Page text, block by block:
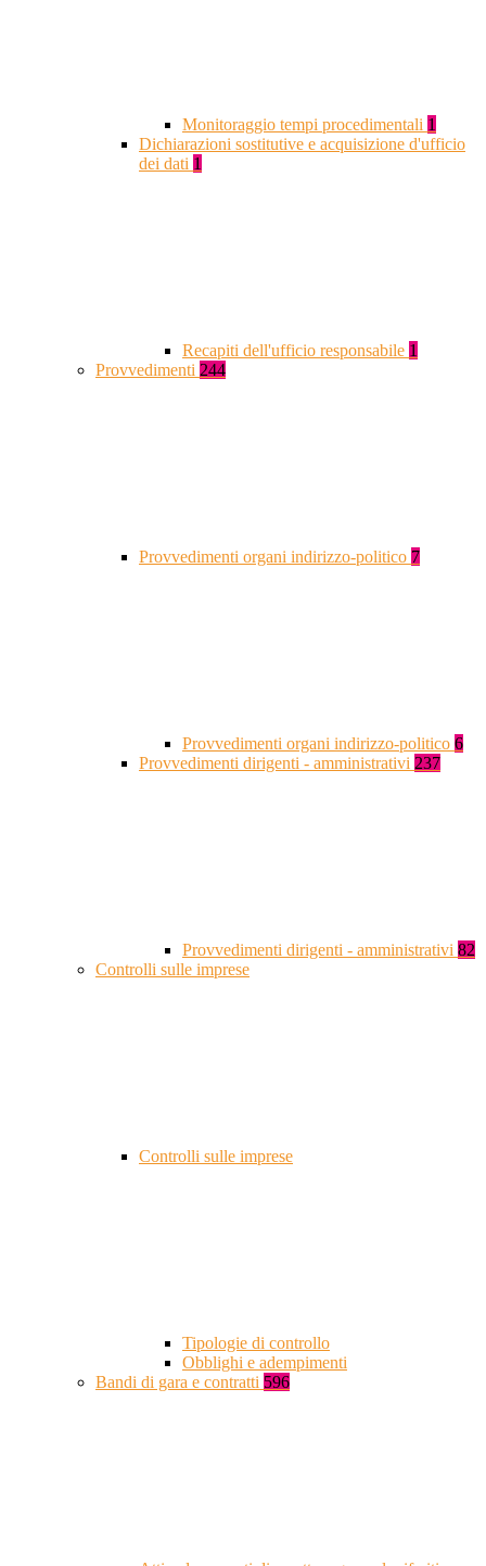
Monitoraggio tempi procedimentali 1
Dichiarazioni sostitutive e acquisizione d'ufficio
dei dati 1
Recapiti dell'ufficio responsabile 1
Provvedimenti 244
Provvedimenti organi indirizzo-politico 7
Provvedimenti organi indirizzo-politico 6
Provvedimenti dirigenti - amministrativi 237
Provvedimenti dirigenti - amministrativi 82
Controlli sulle imprese
Controlli sulle imprese
Tipologie di controllo
Obblighi e adempimenti
Bandi di gara e contratti 596